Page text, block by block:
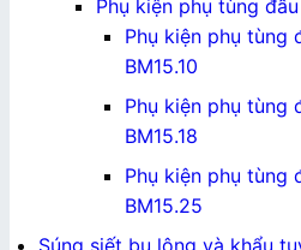
Phụ kiện phụ tùng
Phụ kiện phụ tùng
BM15.10
Phụ kiện phụ tùng
BM15.18
Phụ kiện phụ tùng
BM15.25
Súng siết bu lông và khẩu